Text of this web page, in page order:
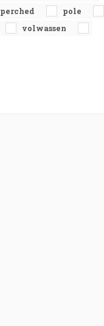
perched
pole
volwassen